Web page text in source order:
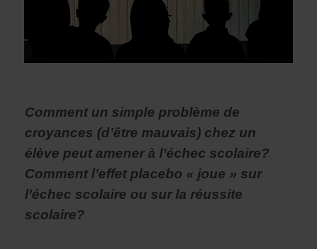
Comment un simple problème de
croyances (d’être mauvais) chez un
élève peut amener à l’échec scolaire?
Comment l’effet placebo « joue » sur
l’échec scolaire ou sur la réussite
scolaire?